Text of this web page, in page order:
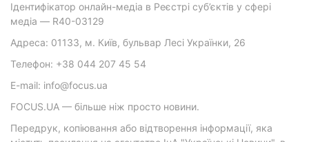
Ідентифікатор онлайн-медіа в Реєстрі суб’єктів у сфері
медіа — R40-03129
Адреса: 01133, м. Київ, бульвар Лесі Українки, 26
Телефон: +38 044 207 45 54
E-mail: info@focus.ua
FOCUS.UA — більше ніж просто новини.
Передрук, копіювання або відтворення інформації, яка